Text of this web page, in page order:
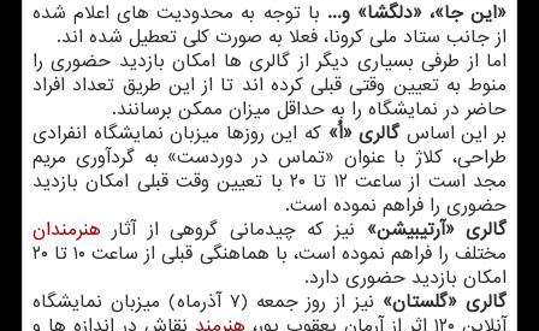
«این جا»، «دلگشا» و... با توجه به محدودیت های اعلام شده
از جانب ستاد ملی کرونا، فعلا به صورت کلی تعطیل شده اند.
اما از طرفی بسیاری دیگر از گالری ها امکان بازدید حضوری را
منوط به تعیین وقتی قبلی کرده اند تا از این طریق تعداد افراد
حاضر در نمایشگاه را به حداقل میزان ممکن برسانند.
بر این اساس گالری «اُ» که این روزها میزبان نمایشگاه انفرادی
طراحی، کلاژ با عنوان «تماس در دوردست» به گردآوری مریم
مجد است از ساعت ۱۲ تا ۲۰ با تعیین وقت قبلی امکان بازدید
حضوری را فراهم نموده است.
گالری «آرتیبیشن» نیز که چیدمانی گروهی از آثار هنرمندان
مختلف را فراهم نموده است، با هماهنگی قبلی از ساعت ۱۰ تا ۲۰
امکان بازدید حضوری دارد.
گالری «گلستان»
نیز از روز جمعه (۷ آذرماه) میزبان نمایشگاه